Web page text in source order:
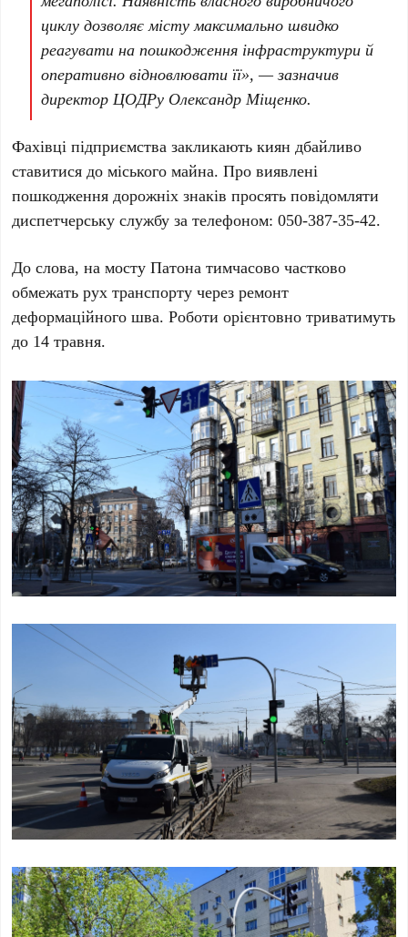
циклу дозволяє місту максимально швидко
реагувати на пошкодження інфраструктури й
оперативно відновлювати її», — зазначив
директорЦОДРу Олександр Міщенко.
Фахівці підприємства закликають киян дбайливо
ставитися до міського майна. Про виявлені
пошкодження дорожніх знаків просять повідомляти
диспетчерську службу за телефоном:050-387-35-42.
До слова, намосту Патона тимчасово частково
обмежать рух транспорту через ремонт
деформаційного шва. Роботи орієнтовно триватимуть
до 14 травня.